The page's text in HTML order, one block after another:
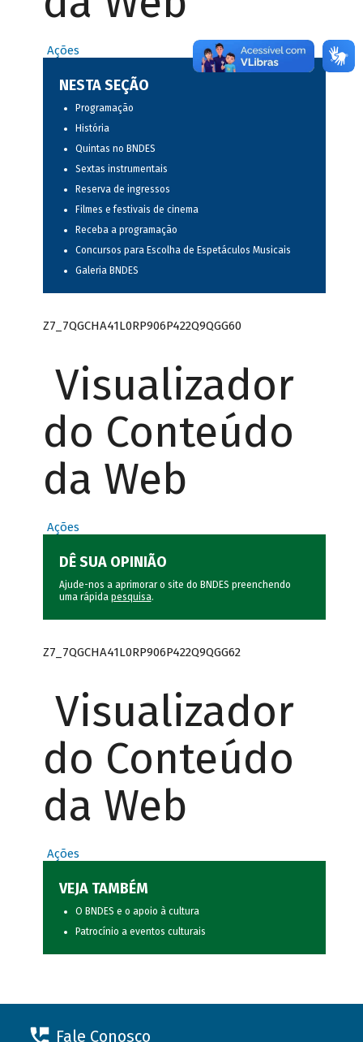
Ações
NESTA SEÇÃO
Programação
História
Quintas no BNDES
Sextas instrumentais
Reserva de ingressos
Filmes e festivais de cinema
Receba a programação
Concursos para Escolha de Espetáculos Musicais
Galeria BNDES
Z7_7QGCHA41L0RP906P422Q9QGG60
Visualizador
do Conteúdo
da Web
Ações
DÊ SUA OPINIÃO
Ajude-nos a aprimorar o site do BNDES preenchendo
uma rápida pesquisa.
Z7_7QGCHA41L0RP906P422Q9QGG62
Visualizador
do Conteúdo
da Web
Ações
VEJA TAMBÉM
O BNDES e o apoio à cultura
Patrocínio a eventos culturais
Fale Conosco